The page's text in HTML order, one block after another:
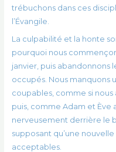
trébuchons dans ces
l’Évangile.
La culpabilité et la honte
pourquoi nous
janvier, puis abandonnons
occupés. Nous manquons
coupables, comme si nous
puis, comme Adam et Ève
nerveusement derrière le
supposant qu’une
acceptables.